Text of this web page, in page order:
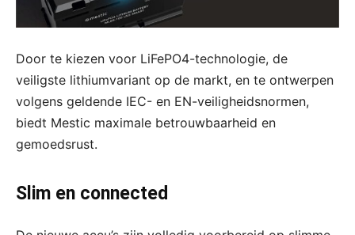
Door te kiezen voor LiFePO4-technologie, de
veiligste lithiumvariant op de markt, en te ontwerpen
volgens geldende IEC- en EN-veiligheidsnormen,
biedt Mestic maximale betrouwbaarheid en
gemoedsrust.
Slim en connected